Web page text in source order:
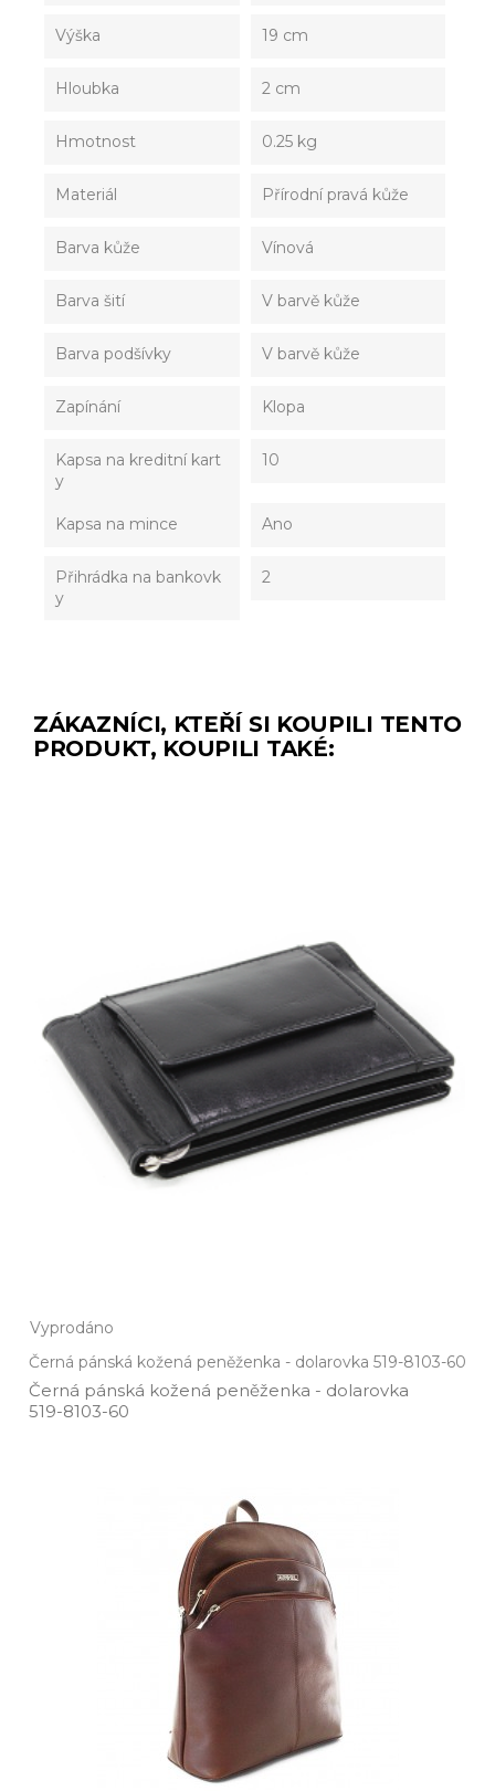
Výška 19 cm
Hloubka 2 cm
Hmotnost 0.25 kg
Materiál Přírodní pravá kůže
Barva kůže Vínová
Barva šití V barvě kůže
Barva podšívky V barvě kůže
Zapínání Klopa
Kapsa na kreditní kart
y
10
Kapsa na mince Ano
Přihrádka na bankovk
y
2
ZÁKAZNÍCI, KTEŘÍ SI KOUPILI TENTO
PRODUKT, KOUPILI TAKÉ:
Vyprodáno
Černá pánská kožená peněženka - dolarovka 519-8103-60
Černá pánská kožená peněženka ­- dolarovka
519­-8103­-60